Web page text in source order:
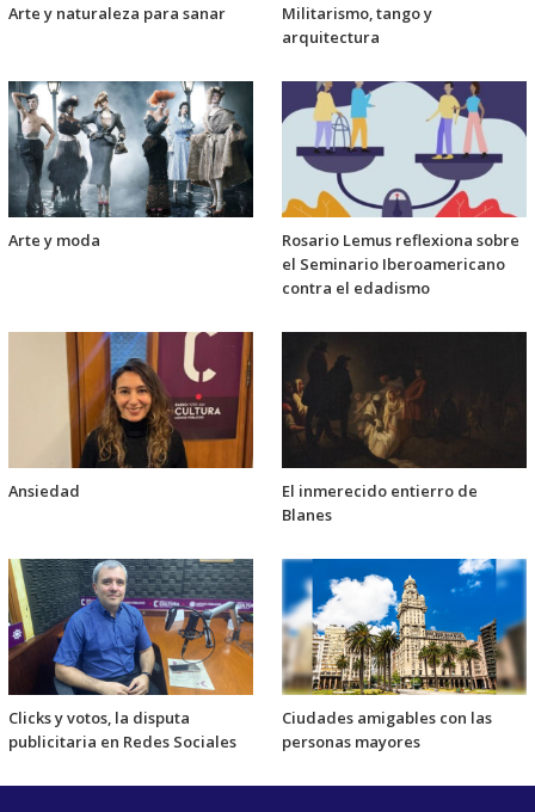
Arte y naturaleza para sanar
Militarismo, tango y
arquitectura
Arte y moda
Rosario Lemus reflexiona sobre
el Seminario Iberoamericano
contra el edadismo
Ansiedad
El inmerecido entierro de
Blanes
Clicks y votos, la disputa
publicitaria en Redes Sociales
Ciudades amigables con las
personas mayores